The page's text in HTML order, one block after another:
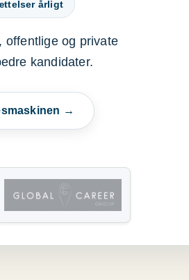
årligt
offentlige og private
kandidater.
→